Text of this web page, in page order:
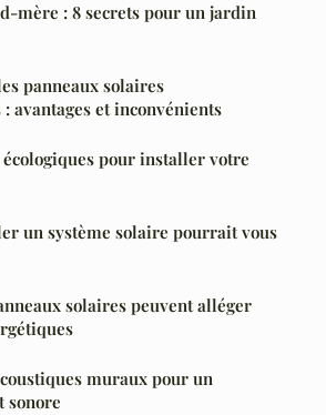
mère : 8 secrets pour un jardin
panneaux solaires
avantages et inconvénients
écologiques pour installer votre
un système solaire pourrait vous
solaires peuvent alléger
muraux pour un
sonore